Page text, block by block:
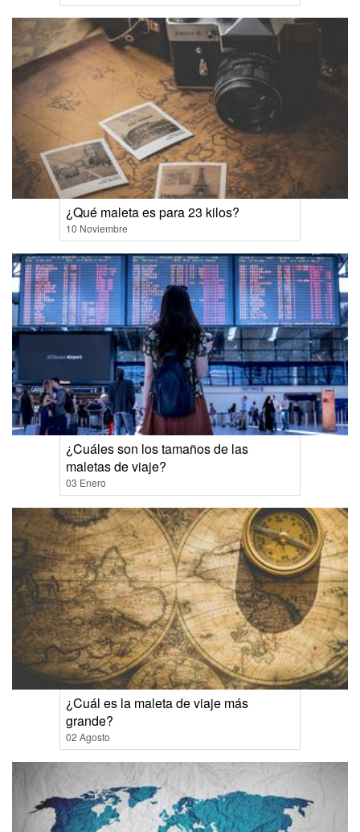
¿Qué maleta es para 23 kilos?
10 Noviembre
¿Cuáles son los tamaños de las
maletas de viaje?
03 Enero
¿Cuál es la maleta de viaje más
grande?
02 Agosto